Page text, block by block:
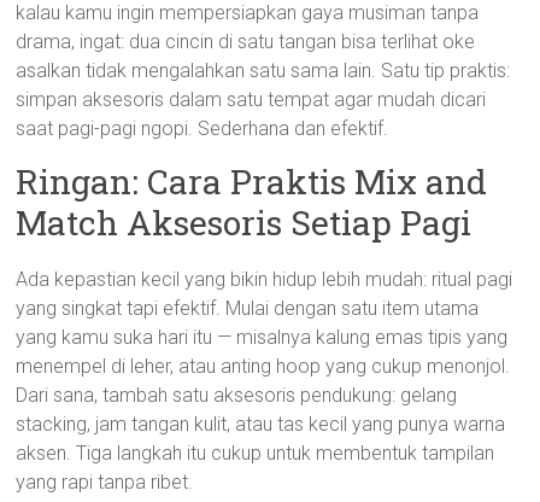
kalau kamu ingin mempersiapkan gaya musiman tanpa
drama, ingat: dua cincin di satu tangan bisa terlihat oke
asalkan tidak mengalahkan satu sama lain. Satu tip praktis:
simpan aksesoris dalam satu tempat agar mudah dicari
saat pagi-pagi ngopi. Sederhana dan efektif.
Ringan: Cara Praktis Mix and
Match Aksesoris Setiap Pagi
Ada kepastian kecil yang bikin hidup lebih mudah: ritual pagi
yang singkat tapi efektif. Mulai dengan satu item utama
yang kamu suka hari itu — misalnya kalung emas tipis yang
menempel di leher, atau anting hoop yang cukup menonjol.
Dari sana, tambah satu aksesoris pendukung: gelang
stacking, jam tangan kulit, atau tas kecil yang punya warna
aksen. Tiga langkah itu cukup untuk membentuk tampilan
yang rapi tanpa ribet.